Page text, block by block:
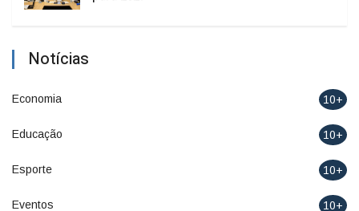
Notícias
Economia 10+
Educação 10+
Esporte 10+
Eventos 10+